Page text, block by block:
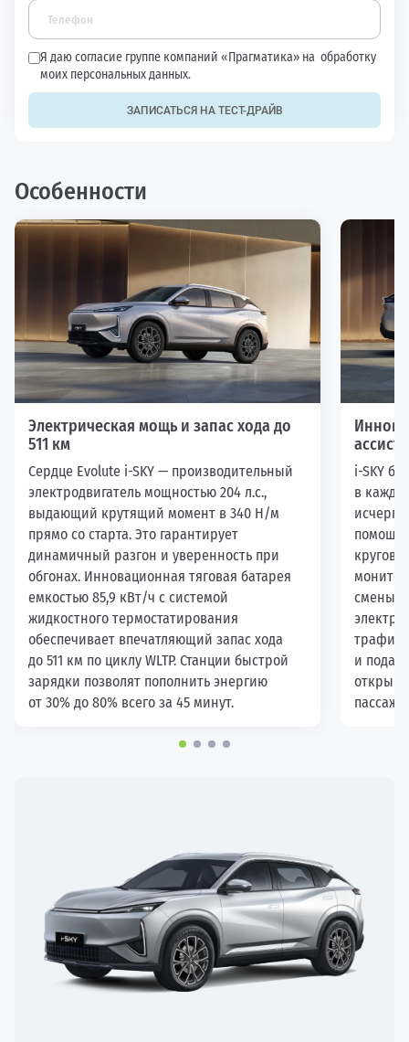
Я даю согласие группе компаний «Прагматика» на обработку
моих персональных данных.
ЗАПИСАТЬСЯ НА ТЕСТ-ДРАЙВ
Особенности
Электрическая мощь и запас хода до
511 км
Сердце Evolute i-SKY — производительный
электродвигатель мощностью 204 л.с.,
выдающий крутящий момент в 340 Н/м
прямо со старта. Это гарантирует
динамичный разгон и уверенность при
обгонах. Инновационная тяговая батарея
емкостью 85,9 кВт/ч с системой
жидкостного термостатирования
обеспечивает впечатляющий запас хода
до 511 км по циклу WLTP. Станции быстрой
зарядки позволят пополнить энергию
от 30% до 80% всего за 45 минут.
i-SKY
в
смены
и